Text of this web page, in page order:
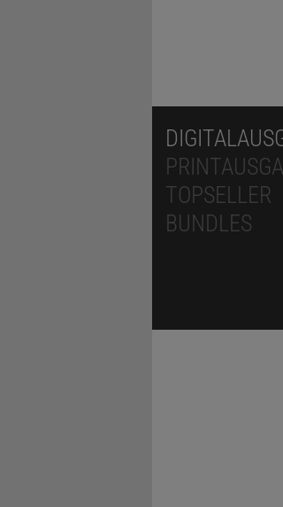
TOPSELLER
BUNDLES